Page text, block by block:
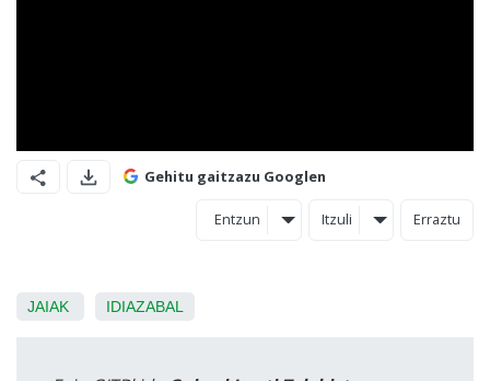
Gehitu gaitzazu Googlen
Entzun Itzuli Erraztu
JAIAK IDIAZABAL